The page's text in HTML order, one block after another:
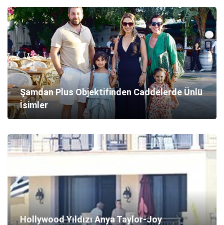
Şamdan Plus Objektifinden Caddelerde Ünlü
İsimler
Hollywood Yıldızı Anya Taylor-Joy